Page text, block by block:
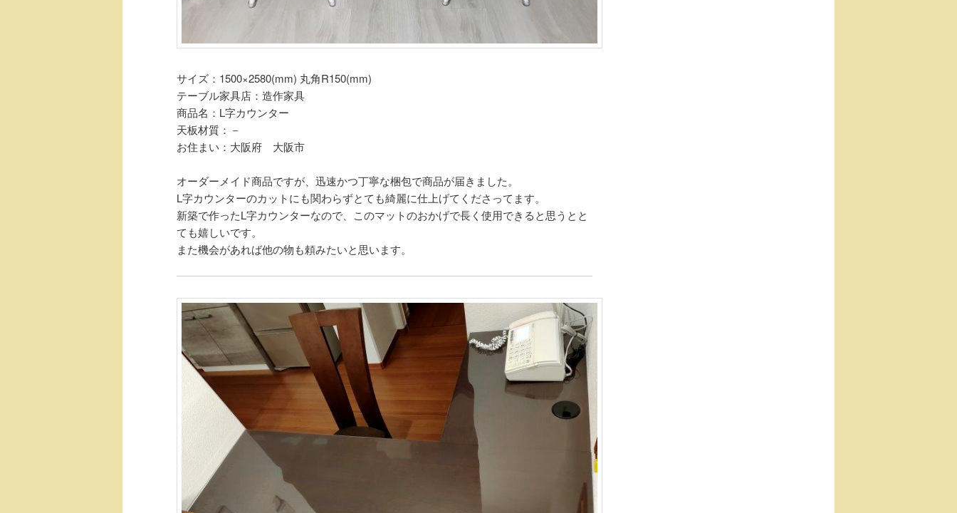
サイズ：1500×2580(mm) 丸角R150(mm)
テーブル家具店：造作家具
商品名：L字カウンター
天板材質：－
お住まい：大阪府 大阪市
オーダーメイド商品ですが、迅速かつ丁寧な梱包で商品が届きました。
L字カウンターのカットにも関わらずとても綺麗に仕上げてくださってます。
新築で作ったL字カウンターなので、このマットのおかげで長く使用できると思うとと
ても嬉しいです。
また機会があれば他の物も頼みたいと思います。